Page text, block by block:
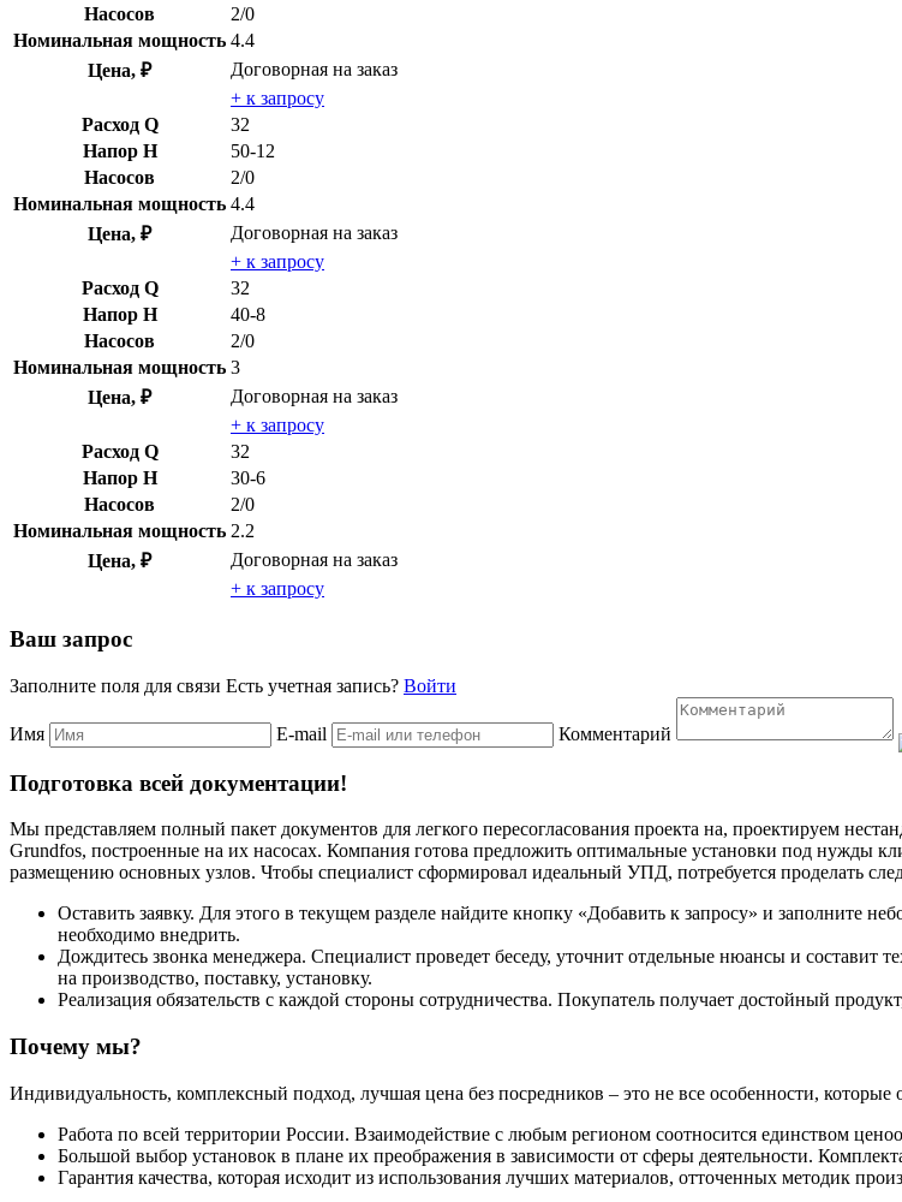
Насосов
2/0
Номинальная мощность 4.4
Цена, ₽
Договорная на заказ
+ к запросу
Расход Q
32
Напор H
50-12
Насосов
2/0
Номинальная мощность 4.4
Цена, ₽
Договорная на заказ
+ к запросу
Расход Q
32
Напор H
40-8
Насосов
2/0
Номинальная мощность 3
Цена, ₽
Договорная на заказ
+ к запросу
Расход Q
32
Напор H
30-6
Насосов
2/0
Номинальная мощность 2.2
Цена, ₽
Договорная на заказ
+ к запросу
Ваш запрос
Заполните поля для связи Есть учетная запись? Войти
Имя E-mail Комментарий
Подготовка всей документации!
Мы представляем полный пакет документов для легкого пересогласования проекта на, проектируем
Grundfos, построенные на их насосах. Компания готова предложить оптимальные установки под нужды
размещению основных узлов. Чтобы специалист сформировал идеальный УПД, потребуется проделать
Оставить заявку. Для этого в текущем разделе найдите кнопку «Добавить к запросу» и заполните
необходимо внедрить.
Дождитесь звонка менеджера. Специалист проведет беседу, уточнит отдельные нюансы и составит
на производство, поставку, установку.
Реализация обязательств с каждой стороны сотрудничества. Покупатель получает достойный
Почему мы?
Индивидуальность, комплексный подход, лучшая цена без посредников – это не все особенности,
Работа по всей территории России. Взаимодействие с любым регионом соотносится единством
Большой выбор установок в плане их преображения в зависимости от сферы деятельности.
Гарантия качества, которая исходит из использования лучших материалов, отточенных методик